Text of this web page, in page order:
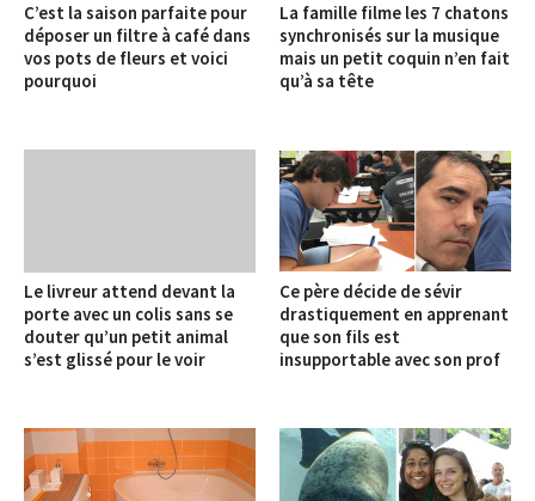
C’est la saison parfaite pour
déposer un filtre à café dans
vos pots de fleurs et voici
pourquoi
La famille filme les 7 chatons
synchronisés sur la musique
mais un petit coquin n’en fait
qu’à sa tête
Le livreur attend devant la
porte avec un colis sans se
douter qu’un petit animal
s’est glissé pour le voir
Ce père décide de sévir
drastiquement en apprenant
que son fils est
insupportable avec son prof